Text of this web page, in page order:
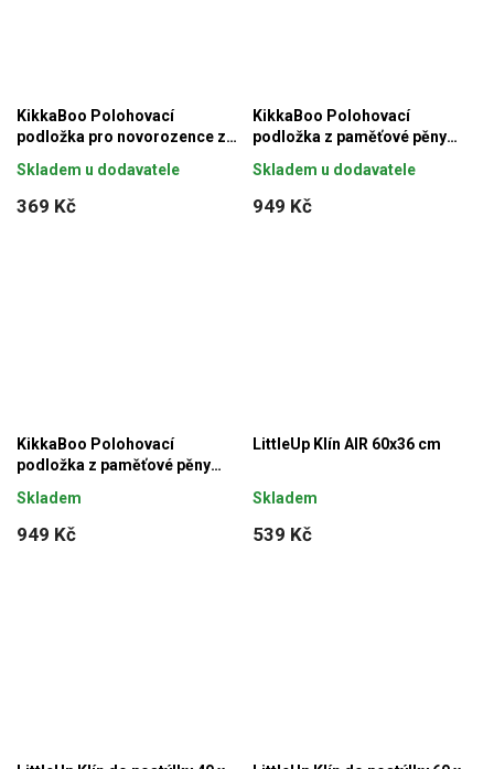
KikkaBoo Polohovací
podložka pro novorozence z
369 Kč
Skladem u dodavatele
KikkaBoo Polohovací
podložka z paměťové pěny
949 Kč
Skladem u dodavatele
KikkaBoo Polohovací
podložka z paměťové pěny
949 Kč
Skladem
LittleUp Klín AIR 60x36 cm
539 Kč
Skladem